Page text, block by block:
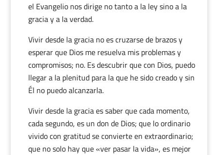
el Evangelio nos dirige no tanto a la ley sino a la
gracia y a la verdad.
Vivir desde la gracia no es cruzarse de brazos y
esperar que Dios me resuelva mis problemas y
compromisos; no. Es descubrir que con Dios, puedo
llegar a la plenitud para la que he sido creado y sin
Él no puedo alcanzarla.
Vivir desde la gracia es saber que cada momento,
cada segundo, es un don de Dios; que lo ordinario
vivido con gratitud se convierte en extraordinario;
que no solo hay que «ver pasar la vida», es mejor